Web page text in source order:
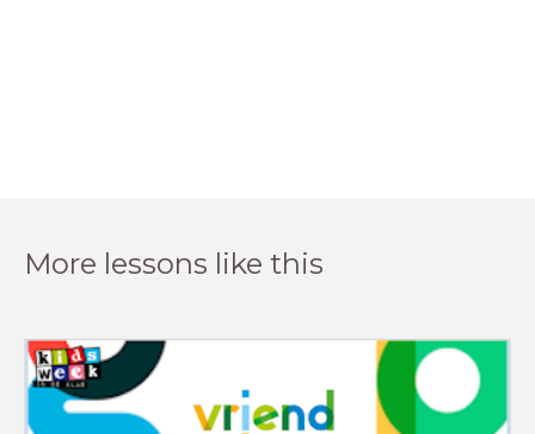
More lessons like this